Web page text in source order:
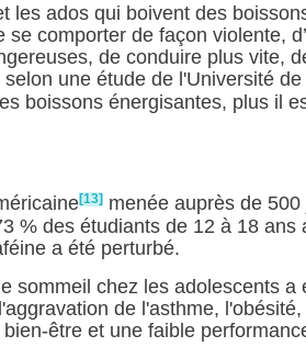
les ados qui boivent des
se comporter de façon violente,
de conduire plus vite,
une étude de l'Université
boissons énergisantes, plus il
[13] menée auprès de
% des étudiants de 12 à 18 ans
a été perturbé.
sommeil chez les adolescents a
de l'asthme,
être et une faible